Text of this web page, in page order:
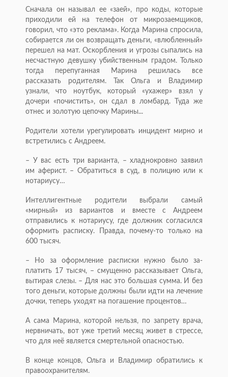
Сначала он называл ее «заей», про коды, которые
приходили ей на телефон от микрозаемщиков,
говорил, что «это реклама». Когда Марина спросила,
собирается ли он возвращать деньги, «влюбленный»
перешел на мат. Оскорбления и угрозы сыпались на
несчастную девушку убийственным градом. Только
тогда перепуганная Марина решилась все
рассказать родителям. Так Ольга и Владимир
узнали, что ноутбук, который «ухажер» взял у
дочери «почистить», он сдал в ломбард. Туда же
отнес и золотую цепочку Марины...
Родители хотели урегулировать инцидент мирно и
встретились с Андреем.
– У вас есть три варианта, – хладнокровно заявил
им аферист. – Обратиться в суд, в полицию или к
нотариусу…
Интеллигентные родители выбрали самый
«мирный» из вариантов и вместе с Андреем
отправились к нотариусу, где должник согласился
оформить расписку. Правда, почему-то только на
600 тысяч.
– Но за оформление расписки нужно было за­
платить 17 тысяч, – смущенно рассказывает Ольга,
вытирая слезы. – Для нас это большая сумма. И без
того деньги, которые должны были идти на лечение
дочки, теперь уходят на погашение процентов…
А сама Марина, которой нельзя, по запрету врача,
нервничать, вот уже третий месяц живет в стрессе,
что для неё является смертельной опасностью.
В конце концов, Ольга и Владимир обратились к
правоохранителям.